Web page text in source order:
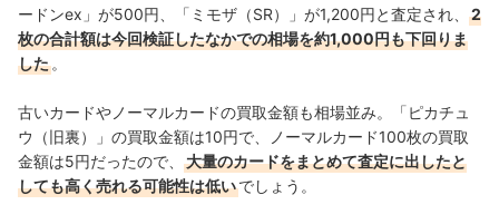
ードンex」が500円、「ミモザ（SR）」が1,200円と査定され、
2
枚の合計額は今回検証したなかでの相場を約1,000円も下回りま
した 。
古いカードやノーマルカードの買取金額も相場並み。「ピカチュ
ウ（旧裏）」の買取金額は10円で、ノーマルカード100枚の買取
金額は5円だったので、
大量のカードをまとめて査定に出したと
しても高く売れる可能性は低いでしょう。